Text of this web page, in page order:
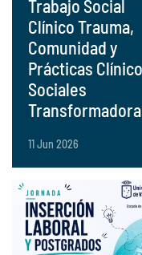
Trabajo Social
Clínico Trauma,
Comunidad y
Prácticas
Sociales
11 Jun 2026